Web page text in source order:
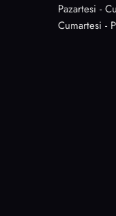
Pazartesi -
Cumartesi -